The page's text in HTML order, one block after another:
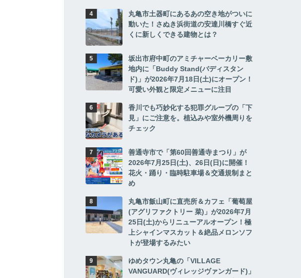
丸亀市土器町にあるあの空き地がついに
動いた！さぬき浜街道の安達川橋すぐ近
くに新しくできる建物とは？
坂出市府中町のアミチャーベーカリー敷
地内に「Buddy Stand(バディスタン
ド)」が2026年7月18日(土)にオープン！
可愛い外観と限定メニューに注目
香川でも巧妙化する犯罪グループの「下
見」にご注意を。植込みや室外機周りを
チェック
善通寺市で「第60回善通寺まつり」が
2026年7月25日(土)、26日(日)に開催！
花火・踊り・臨時駐車場＆交通規制まと
め
丸亀市飯山町に直売所＆カフェ「葡萄屋
(アグリファクトリー 菜)」が2026年7月
25日(土)からリニューアルオープン！極
上シャインマスカット＆絶品メロンソフ
トが登場するみたい
ゆめタウン丸亀の「VILLAGE
VANGUARD(ヴィレッジヴァンガード)」